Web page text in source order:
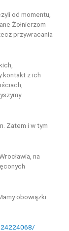
od momentu,
Żołnierzom
przywracania
kontakt z ich
Zatem i w tym
na
obowiązki